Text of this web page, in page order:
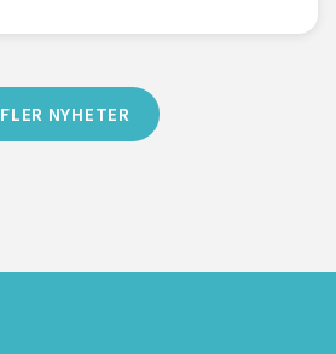
FLER NYHETER